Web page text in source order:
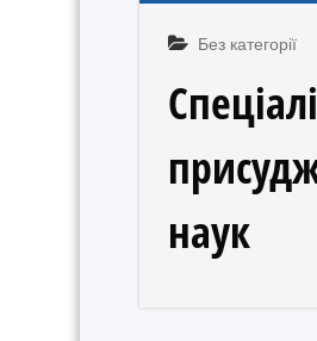
Без категорії
наук